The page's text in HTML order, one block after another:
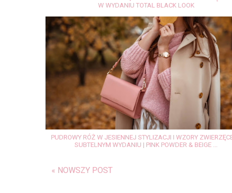
W WYDANIU TOTAL BLACK LOOK
PUDROWY RÓŻ W JESIENNEJ STYLIZACJI I WZORY
SUBTELNYM WYDANIU | PINK POWDER & BEIGE ...
« NOWSZY POST